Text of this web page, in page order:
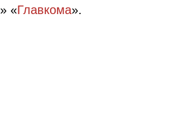
» «Главкома».